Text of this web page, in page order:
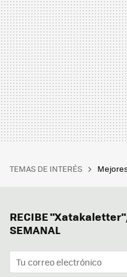
TEMAS DE INTERÉS
RECIBE "Xatakaletter",
SEMANAL